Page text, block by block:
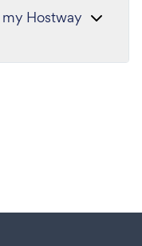
Hostway